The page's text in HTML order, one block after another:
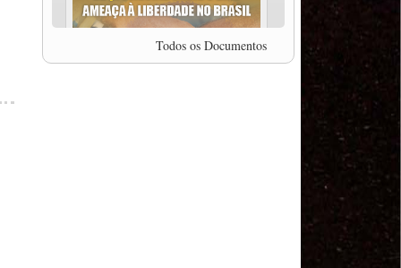
professor da Unisinos e Doutor em Ciências da
Comunicação da USP, Rafael Grohmann, que
coordena uma pesquisa internacional que visa
pressionar as plataformas digitais por melhores
Todos os Documentos